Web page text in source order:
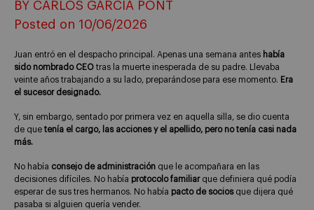
BY CARLOS GARCÍA PONT
Posted on 10/06/2026
Juan entró en el despacho principal. Apenas una semana antes había
sido nombrado CEO tras la muerte inesperada de su padre. Llevaba
veinte años trabajando a su lado, preparándose para ese momento. Era
el sucesor designado.
Y, sin embargo, sentado por primera vez en aquella silla, se dio cuenta
de que tenía el cargo, las acciones y el apellido, pero no tenía casi nada
más.
No había consejo de administración que le acompañara en las
decisiones difíciles. No había protocolo familiarque definiera qué podía
esperar de sus tres hermanos. No había pacto de sociosque dijera qué
pasaba si alguien quería vender.